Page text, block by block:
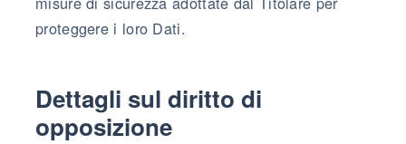
proteggere i loro Dati.
Dettagli sul diritto di
opposizione